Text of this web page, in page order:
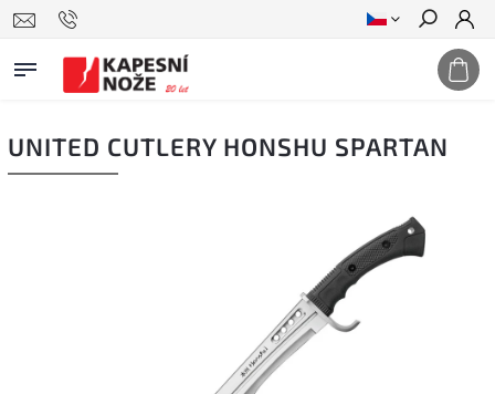
Hledat
UNITED CUTLERY HONSHU SPARTAN